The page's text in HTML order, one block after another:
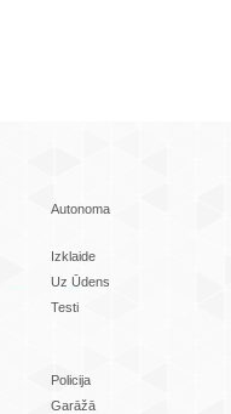
Autonoma
Izklaide
Uz Ūdens
Testi
Policija
Garāžā